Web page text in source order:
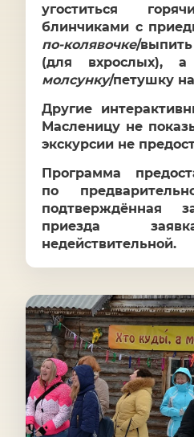
угоститься
блинчиками с
по-колявочке/
(для вхрослых),
молсунку/петушку
Другие
Масленицу не
экскурсии не
Программа
по
подтверждённая
приезда
недействительной.